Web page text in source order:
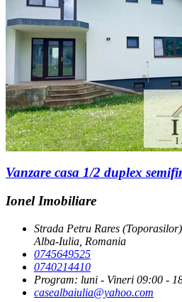
Vanzare casa 1/2 duplex
Ionel Imobiliare
Strada Petru Rares
Alba-Iulia, Romania
0745649525
0740214410
Program: luni - Vineri 09:00 -
casealbaiulia@yahoo.com